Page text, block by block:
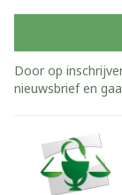
Door op
nieuwsbrief en